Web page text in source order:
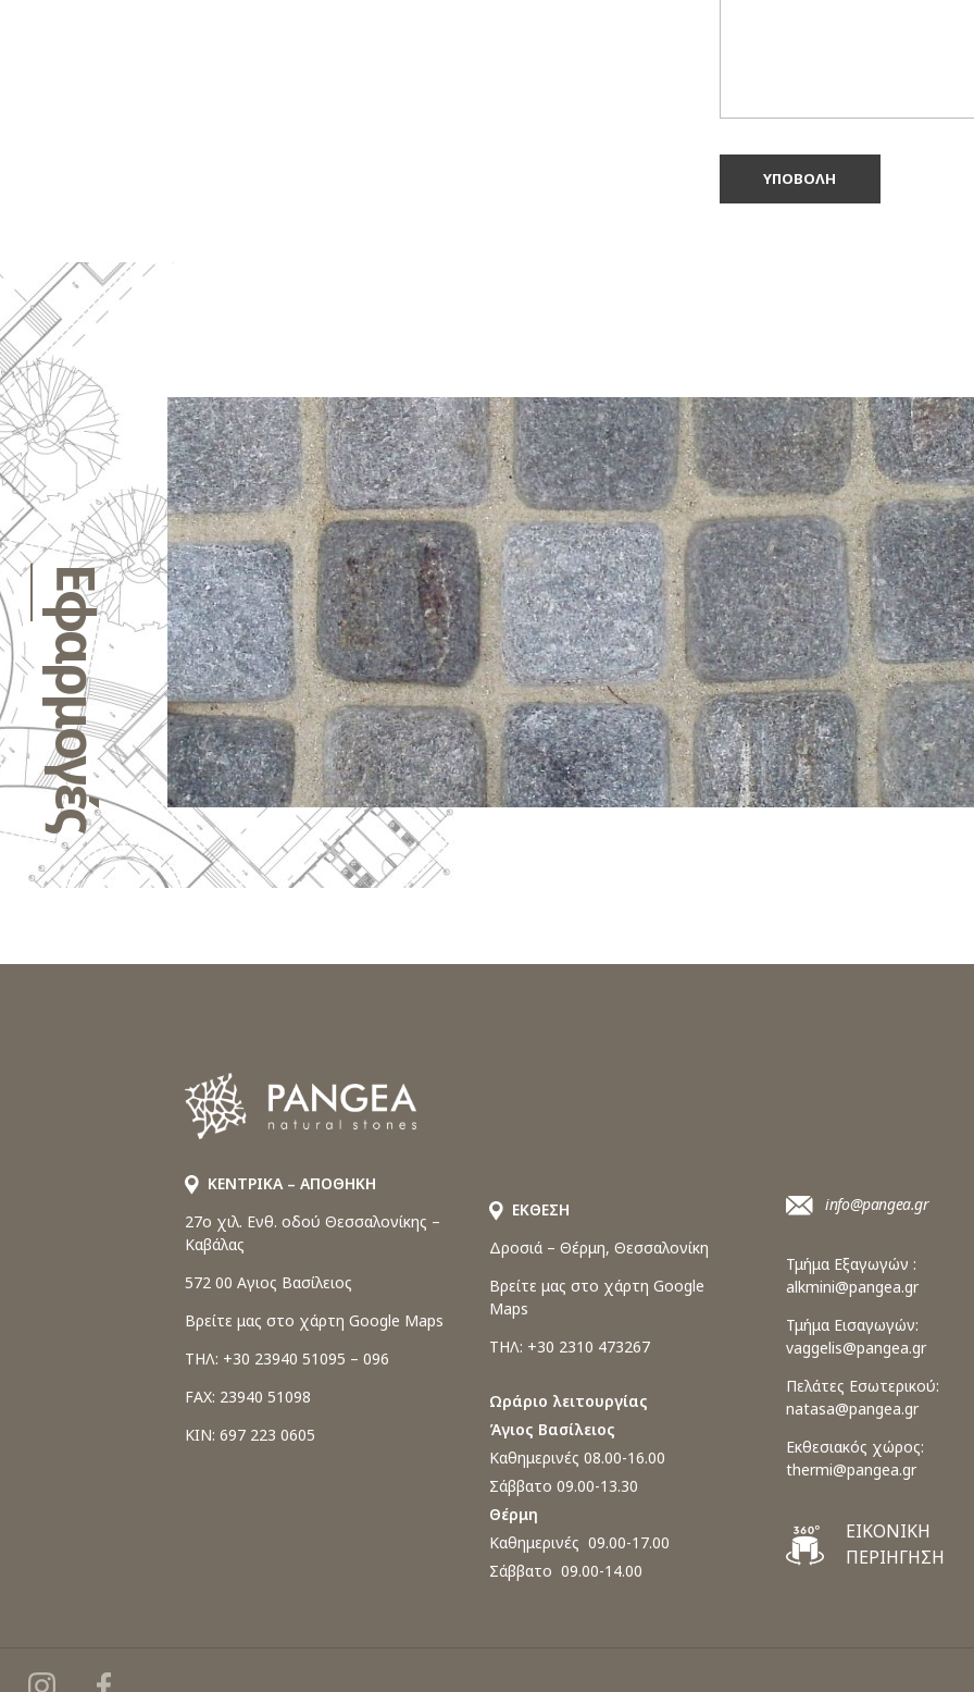
Εφαρμογές
ΚΕΝΤΡΙΚΑ – ΑΠΟΘΗΚΗ
27o χιλ. Ενθ. οδού Θεσσαλονίκης –
Καβάλας
572 00 Αγιος Βασίλειος
Βρείτε μας στο χάρτη Google Maps
ΤΗΛ: +30 23940 51095 – 096
FAX: 23940 51098
ΚΙΝ: 697 223 0605
ΕΚΘΕΣΗ
Δροσιά – Θέρμη, Θεσσαλονίκη
Βρείτε μας στο χάρτη Google
Maps
ΤΗΛ: +30 2310 473267
Ωράριο λειτουργίας
Άγιος Βασίλειος
Καθημερινές 08.00-16.00
Σάββατο 09.00-13.30
Θέρμη
Καθημερινές 09.00-17.00
Σάββατο 09.00-14.00
info@pangea.gr
Τμήμα Εξαγωγών :
alkmini@pangea.gr
Τμήμα Εισαγωγών:
vaggelis@pangea.gr
Πελάτες Εσωτερικού:
natasa@pangea.gr
Εκθεσιακός χώρος:
thermi@pangea.gr
ΕΙΚΟΝΙΚΗ
ΠΕΡΙΗΓΗΣΗ